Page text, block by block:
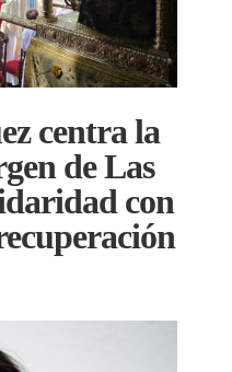
centra la
de Las
con